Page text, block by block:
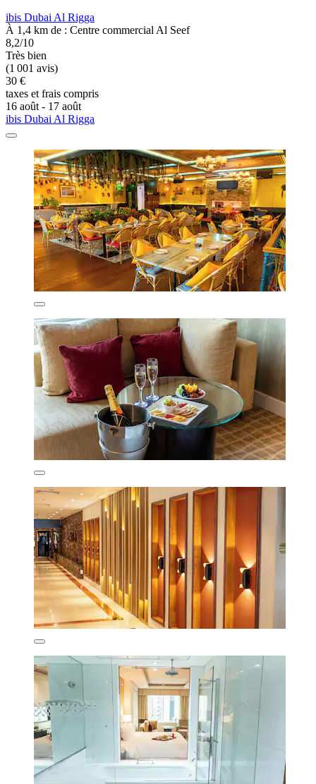
ibis Dubai Al Rigga
À 1,4 km de : Centre commercial Al Seef
8,2/10
Très bien
(1 001 avis)
30 €
taxes et frais compris
16 août - 17 août
ibis Dubai Al Rigga